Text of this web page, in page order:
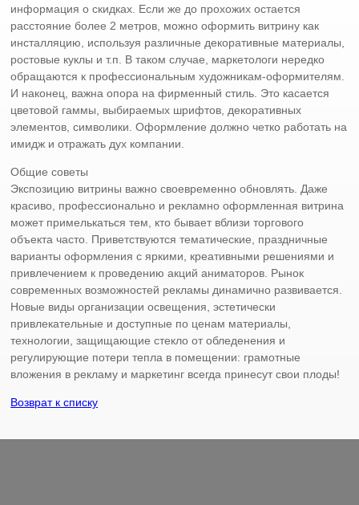
информация о скидках. Если же до прохожих остается
расстояние более 2 метров, можно оформить витрину как
инсталляцию, используя различные декоративные материалы,
ростовые куклы и т.п. В таком случае, маркетологи нередко
обращаются к профессиональным художникам-оформителям.
И наконец, важна опора на фирменный стиль. Это касается
цветовой гаммы, выбираемых шрифтов, декоративных
элементов, символики. Оформление должно четко работать на
имидж и отражать дух компании.
Общие советы
Экспозицию витрины важно своевременно обновлять. Даже
красиво, профессионально и рекламно оформленная витрина
может примелькаться тем, кто бывает вблизи торгового
объекта часто. Приветствуются тематические, праздничные
варианты оформления с яркими, креативными решениями и
привлечением к проведению акций аниматоров. Рынок
современных возможностей рекламы динамично развивается.
Новые виды организации освещения, эстетически
привлекательные и доступные по ценам материалы,
технологии, защищающие стекло от обледенения и
регулирующие потери тепла в помещении: грамотные
вложения в рекламу и маркетинг всегда принесут свои плоды!
Возврат к списку